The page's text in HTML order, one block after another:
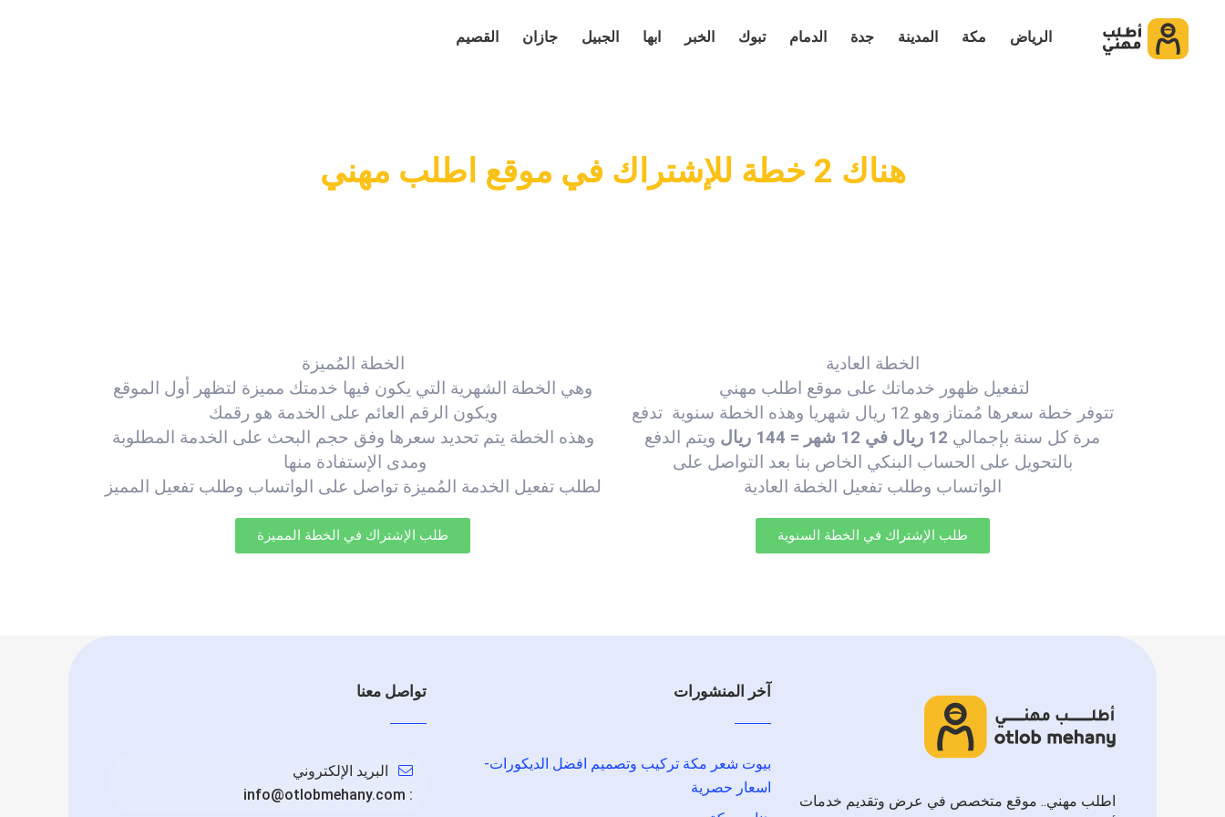
الرياض مكة المدينة جدة الدمام تبوك الخبر ابها الجبيل جازان القصيم
هناك 2 خطة للإشتراك في موقع اطلب مهني
الخطة العادية
لتفعيل ظهور خدماتك على موقع اطلب مهني
تتوفر خطة سعرها مُمتاز وهو 12 ريال شهريا وهذه الخطة سنوية تدفع
مرة كل سنة بإجمالي
ويتم الدفع
بالتحويل على الحساب البنكي الخاص بنا بعد التواصل على
الواتساب وطلب تفعيل الخطة العادية
طلب الإشتراك في الخطة السنوية
الخطة المُميزة
وهي الخطة الشهرية التي يكون فيها خدمتك مميزة لتظهر أول الموقع
ويكون الرقم العائم على الخدمة هو رقمك
وهذه الخطة يتم تحديد سعرها وفق حجم البحث على الخدمة المطلوبة
ومدى الإستفادة منها
لطلب تفعيل الخدمة المُميزة تواصل على الواتساب وطلب تفعيل المميز
طلب الإشتراك في الخطة المميزة
اطلب مهني.. موقع متخصص في عرض وتقديم خدمات
آخر المنشورات
بيوت شعر مكة تركيب وتصميم افضل الديكورات-
اسعار حصرية
تواصل معنا
البريد الإلكتروني
:
info@otlobmehany.com